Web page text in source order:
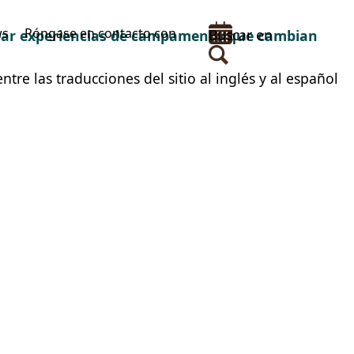
experiencias de campamento que cambian
Póngase en contacto con Buscar en
las traducciones del sitio al inglés y al español